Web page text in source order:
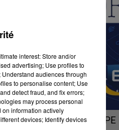
L'HOROSCOPE
interest: Store and/or
advertising; Use profiles to
audiences through
to personalise content; Use
detect fraud, and fix errors;
may process personal
on information actively
devices; Identify devices